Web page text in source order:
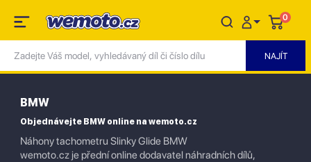
0
BMW
Objednávejte BMW online na wemoto.cz
Náhony tachometru Slinky Glide BMW
wemoto.cz je přední online dodavatel náhradních dílů,